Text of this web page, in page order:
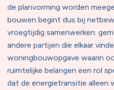
de planvorming worden
bouwen begint dus bij
vroegtijdig samenwerken:
andere partijen die elkaar
woningbouwopgave waarin
ruimtelijke belangen een rol
dat de energietransitie alleen